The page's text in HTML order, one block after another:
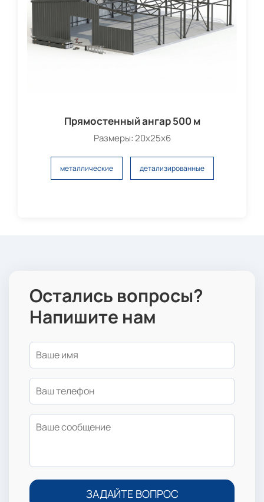
Прямостенный ангар 500 м
Размеры: 20x25x6
металлические детализированные
Остались вопросы?
Напишите нам